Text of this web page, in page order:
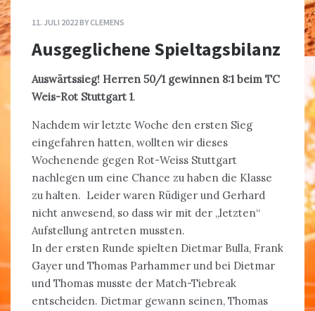
11. JULI 2022BYCLEMENS
Ausgeglichene Spieltagsbilanz
Auswärtssieg! Herren 50/1 gewinnen 8:1 beim TC
Weis-Rot Stuttgart 1.
Nachdem wir letzte Woche den ersten Sieg
eingefahren hatten, wollten wir dieses
Wochenende gegen Rot-Weiss Stuttgart
nachlegen um eine Chance zu haben die Klasse
zu halten. Leider waren Rüdiger und Gerhard
nicht anwesend, so dass wir mit der „letzten“
Aufstellung antreten mussten.
In der ersten Runde spielten Dietmar Bulla, Frank
Gayer und Thomas Parhammer und bei Dietmar
und Thomas musste der Match-Tiebreak
entscheiden. Dietmar gewann seinen, Thomas